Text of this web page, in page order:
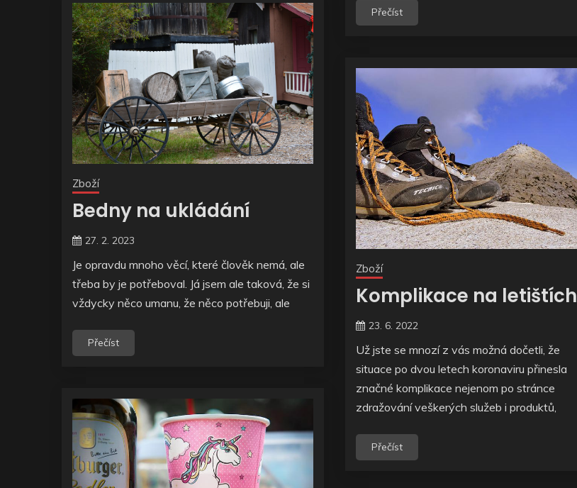
Přečíst
Zboží
Bedny na ukládání
27. 2. 2023
Je opravdu mnoho věcí, které člověk nemá, ale
třeba by je potřeboval. Já jsem ale taková, že si
vždycky něco umanu, že něco potřebuji, ale
Přečíst
Zboží
Komplikace na letištích
23. 6. 2022
Už jste se mnozí z vás možná dočetli, že
situace po dvou letech koronaviru přinesla
značné komplikace nejenom po stránce
zdražování veškerých služeb i produktů,
Přečíst